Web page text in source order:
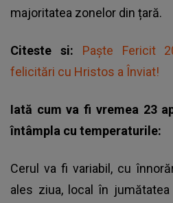
majoritatea zonelor din țară.
Citeste si: Paşte Fericit
felicitări cu Hristos a Înviat!
Iată cum va fi vremea 23
întâmpla cu temperaturile:
Cerul va fi variabil, cu
ales ziua, local în